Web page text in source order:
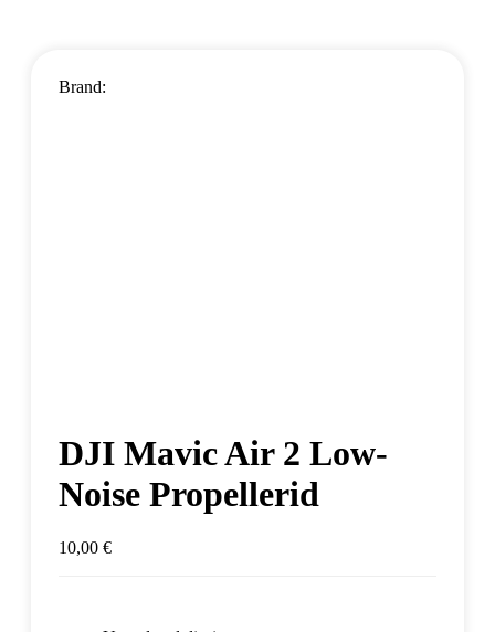
Brand:
DJI Mavic Air 2 Low-
Noise Propellerid
10,00 €